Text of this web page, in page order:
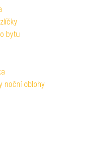
bytu
noční oblohy